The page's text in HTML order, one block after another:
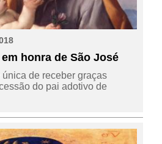
honra de São José
de receber graças
do pai adotivo de